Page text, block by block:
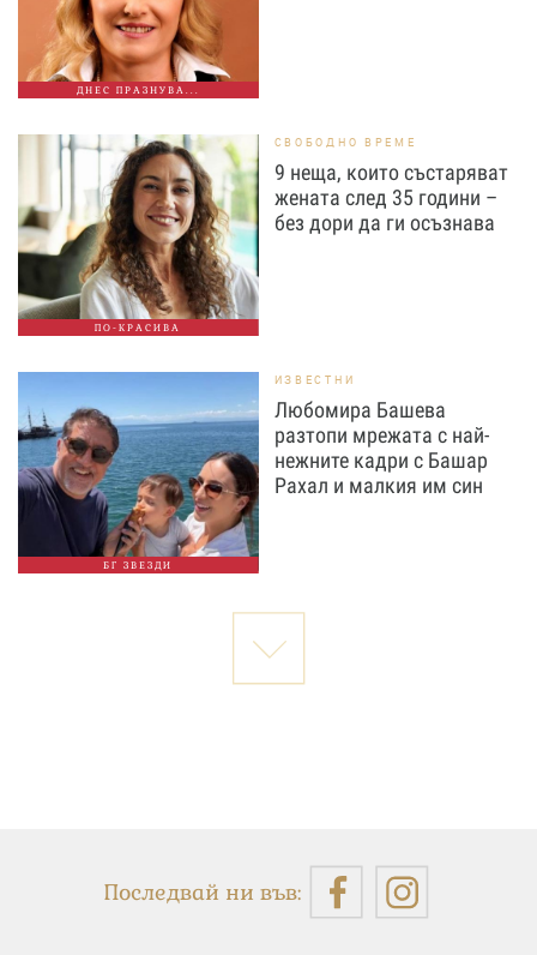
ДНЕС ПРАЗНУВА...
ПО-КРАСИВА
СВОБОДНО ВРЕМЕ
9 неща, които състаряват
жената след 35 години –
без дори да ги осъзнава
БГ ЗВЕЗДИ
ИЗВЕСТНИ
Любомира Башева
разтопи мрежата с най-
нежните кадри с Башар
Рахал и малкия им син
Последвай ни във: